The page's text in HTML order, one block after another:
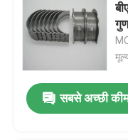
सबसे अच्छी